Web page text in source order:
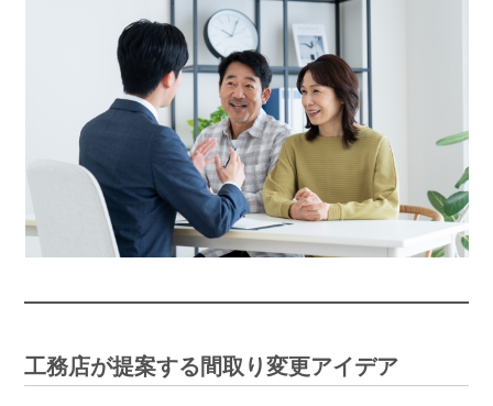
工務店が提案する間取り変更アイデア